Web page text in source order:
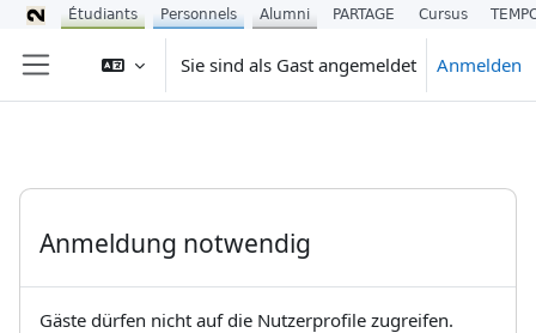
Website-Übersicht
Sie sind als Gast angemeldet Anmelden
Anmeldung notwendig
Gäste dürfen nicht auf die Nutzerprofile zugreifen.
Étudiants Personnels Alumni PARTAGE Cursus